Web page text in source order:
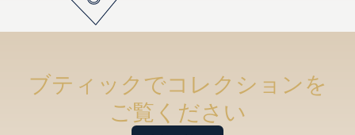
ブティックでコレクションを
ご覧ください